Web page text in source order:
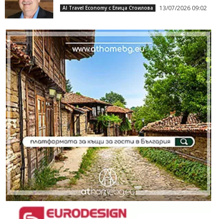
AI Travel Economy с Елица Стоилова 13/07/2026 09:02